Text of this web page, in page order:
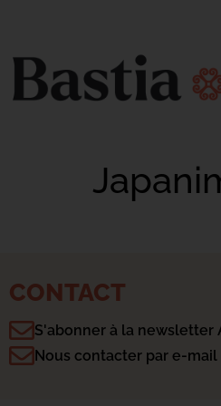
CONTACT
S'abonner à la newsletter
Nous contacter par e-mail